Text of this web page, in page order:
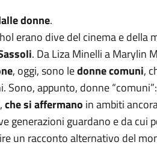
donne.
erano dive del cinema e della
. Da Liza Minelli a Marylin
, oggi, sono ledonne comuni,
Sono, appunto, donne
che si affermano in ambiti
generazioni guardano e da cui
un racconto alternativo del